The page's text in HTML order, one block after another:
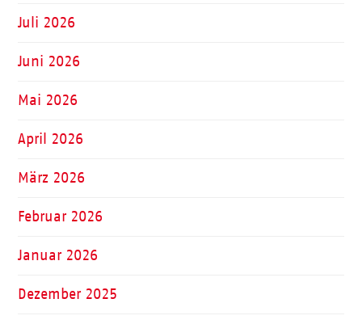
Juli 2026
Juni 2026
Mai 2026
April 2026
März 2026
Februar 2026
Januar 2026
Dezember 2025